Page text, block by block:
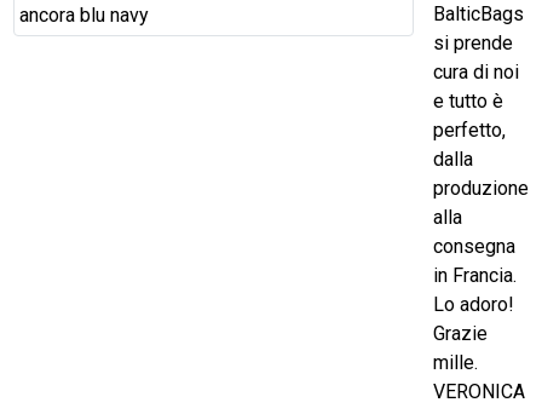
BalticBags
si prende
cura di noi
e tutto è
perfetto,
dalla
produzione
alla
consegna
in Francia.
Lo adoro!
Grazie
mille.
VERONICA